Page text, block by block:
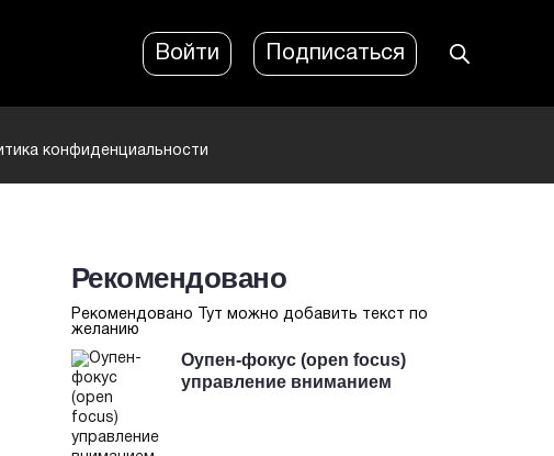
Войти Подписаться
конфиденциальности
Рекомендовано
Рекомендовано Тут можно добавить текст по
желанию
Оупен-фокус (open focus)
управление вниманием